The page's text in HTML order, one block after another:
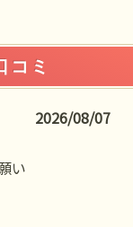
コミ
2026/08/07
い